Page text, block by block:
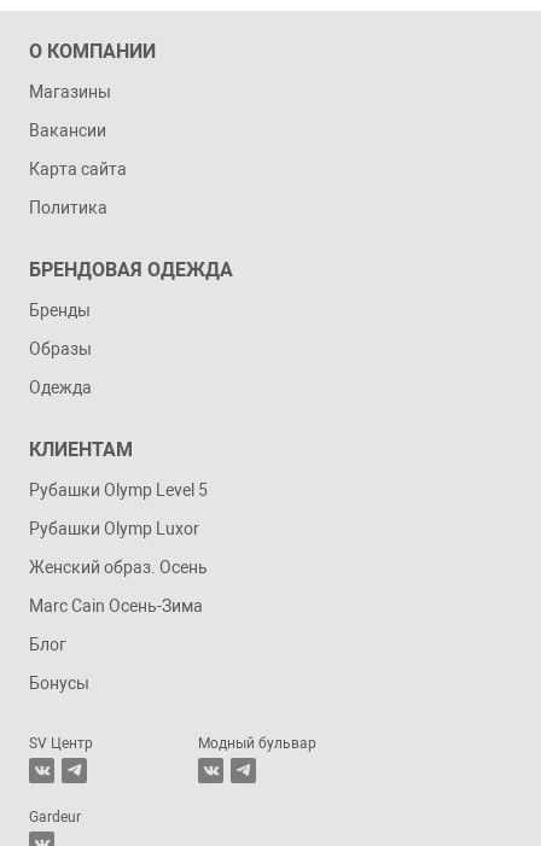
О КОМПАНИИ
Магазины
Вакансии
Карта сайта
Политика
БРЕНДОВАЯ ОДЕЖДА
Бренды
Образы
Одежда
КЛИЕНТАМ
Рубашки Olymp Level 5
Рубашки Olymp Luxor
Женский образ. Осень
Marc Cain Осень-Зима
Блог
Бонусы
SV Центр Модный бульвар
Gardeur